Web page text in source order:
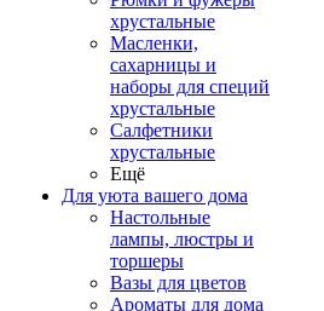
хрустальные
Масленки,
сахарницы и
наборы для специй
хрустальные
Салфетники
хрустальные
Ещё
Для уюта вашего дома
Настольные
лампы, люстры и
торшеры
Вазы для цветов
Ароматы для дома